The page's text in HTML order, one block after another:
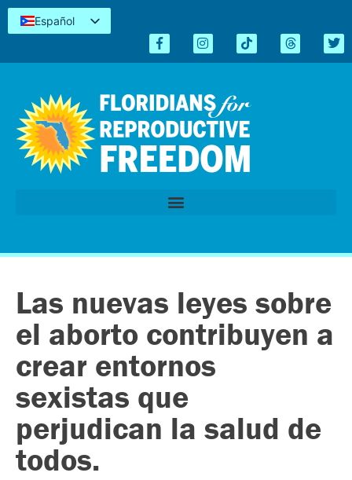
Español
Kreyòl
Tiếng Việt
العربية
اردو
Las nuevas leyes sobre
el aborto contribuyen a
crear entornos
sexistas que
perjudican la salud de
todos.